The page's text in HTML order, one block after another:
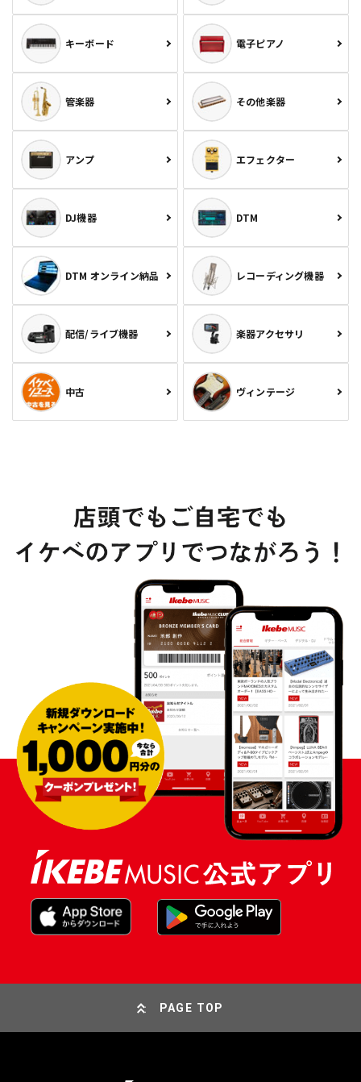
キーボード 電子ピアノ
管楽器 その他楽器
アンプ エフェクター
DJ機器 DTM
DTM オンライン納品 レコーディング機器
配信/ライブ機器 楽器アクセサリ
中古 ヴィンテージ
PAGE TOP